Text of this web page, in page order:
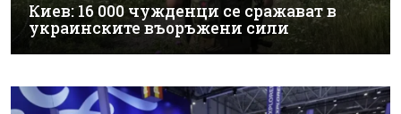
Киев: 16 000 чужденци се сражават в
украинските въоръжени сили